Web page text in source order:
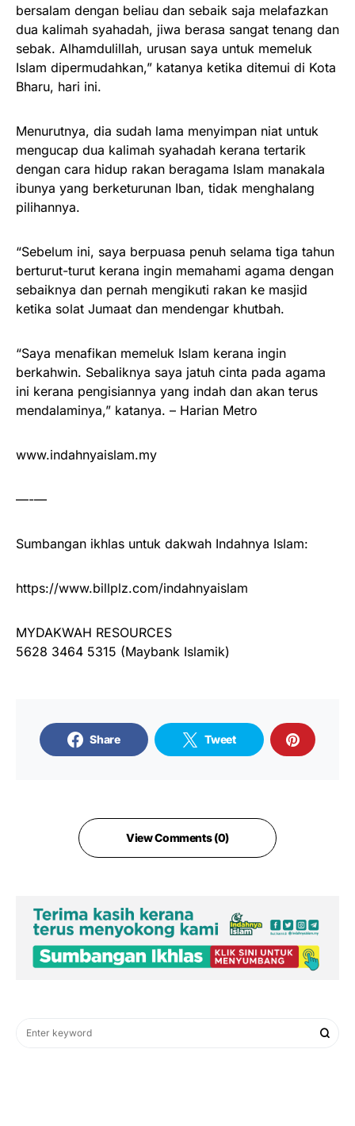
bersalam dengan beliau dan sebaik saja melafazkan
dua kalimah syahadah, jiwa berasa sangat tenang dan
sebak. Alhamdulillah, urusan saya untuk memeluk
Islam dipermudahkan,” katanya ketika ditemui di Kota
Bharu, hari ini.
Menurutnya, dia sudah lama menyimpan niat untuk
mengucap dua kalimah syahadah kerana tertarik
dengan cara hidup rakan beragama Islam manakala
ibunya yang berketurunan Iban, tidak menghalang
pilihannya.
“Sebelum ini, saya berpuasa penuh selama tiga tahun
berturut-turut kerana ingin memahami agama dengan
sebaiknya dan pernah mengikuti rakan ke masjid
ketika solat Jumaat dan mendengar khutbah.
“Saya menafikan memeluk Islam kerana ingin
berkahwin. Sebaliknya saya jatuh cinta pada agama
ini kerana pengisiannya yang indah dan akan terus
mendalaminya,” katanya. – Harian Metro
www.indahnyaislam.my
—-—
Sumbangan ikhlas untuk dakwah Indahnya Islam:
https://www.billplz.com/indahnyaislam
MYDAKWAH RESOURCES
5628 3464 5315 (Maybank Islamik)
Share Tweet
View Comments (0)